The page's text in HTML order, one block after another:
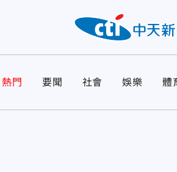
熱門 要聞 社會 娛樂 體